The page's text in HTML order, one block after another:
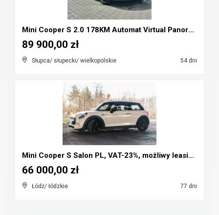
Mini Cooper S 2.0 178KM Automat Virtual Panorama F...
Słupca/ słupecki/ wielkopolskie 54 dni
89 900,00 zł
Mini Cooper S Salon PL, VAT-23%, możliwy leasing, ...
Łódź/ łódzkie 77 dni
66 000,00 zł